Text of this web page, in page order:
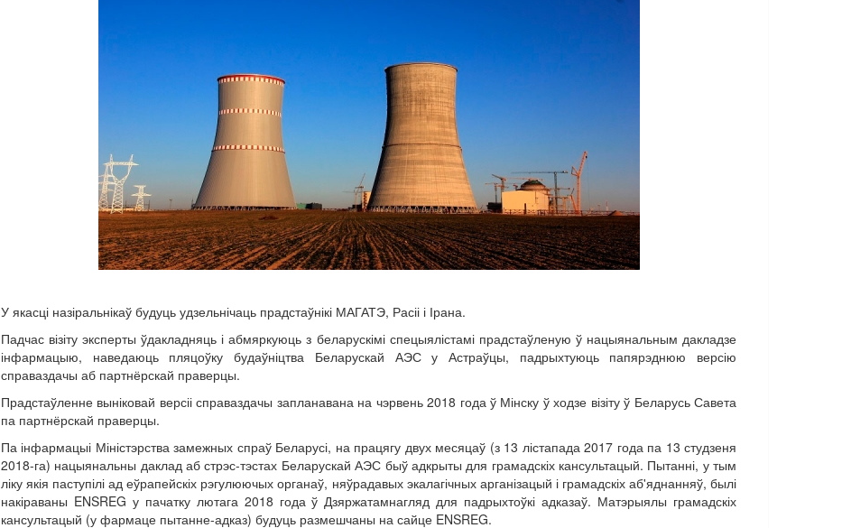
У якасці назіральнікаў будуць удзельнічаць прадстаўнікі МАГАТЭ, Расіі і Ірана.
Падчас візіту эксперты ўдакладняць і абмяркуюць з беларускімі спецыялістамі прадстаўленую ў нацыянальным дакладзе
інфармацыю, наведаюць пляцоўку будаўніцтва Беларускай АЭС у Астраўцы, падрыхтуюць папярэднюю версію
справаздачы аб партнёрскай праверцы.
Прадстаўленне выніковай версіі справаздачы запланавана на чэрвень 2018 года ў Мінску ў ходзе візіту ў Беларусь Савета
па партнёрскай праверцы.
Па інфармацыі Міністэрства замежных спраў Беларусі, на працягу двух месяцаў (з 13 лістапада 2017 года па 13 студзеня
2018-га) нацыянальны даклад аб стрэс-тэстах Беларускай АЭС быў адкрыты для грамадскіх кансультацый. Пытанні, у тым
ліку якія паступілі ад еўрапейскіх рэгулюючых органаў, няўрадавых экалагічных арганізацый і грамадскіх аб'яднанняў, былі
накіраваны ENSREG у пачатку лютага 2018 года ў Дзяржатамнагляд для падрыхтоўкі адказаў. Матэрыялы грамадскіх
кансультацый (у фармаце пытанне-адказ) будуць размешчаны на сайце ENSREG.